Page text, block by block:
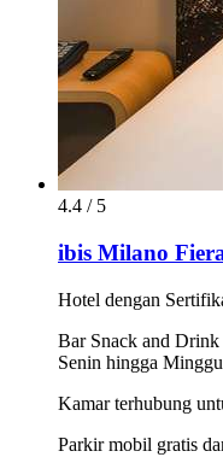
4.4 / 5
ibis Milano
Hotel dengan
Bar Snack and Drink
Senin hingga Minggu
Kamar terhubung
Parkir mobil gratis